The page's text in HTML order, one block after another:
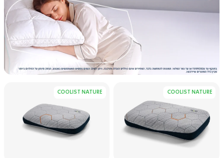
שינה חשובה מאוד להתפתחות ילדינו ולכן הכרחי שישנו על כרית בגודל קטן
יותר מכרית בוגרים, בגובה נמוך ונכון להם שיעניק תמיכה לראש ולצוואר בכל
ד"ר גב מדייקים בפרטים הקטנים ביותר שיהפכו את השינה שלכם
COOLIST NATURE
צפייה
מהירה
COOLIST NATURE
צפייה